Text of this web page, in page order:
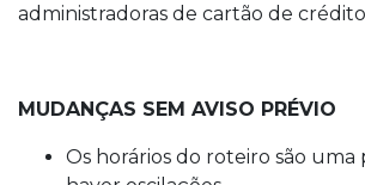
administradoras de cartão de
MUDANÇAS SEM AVISO PRÉVIO
Os horários do roteiro são uma